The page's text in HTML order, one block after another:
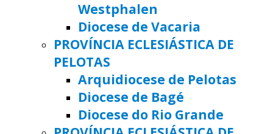
Westphalen
Diocese de Vacaria
PROVÍNCIA ECLESIÁSTICA DE
PELOTAS
Arquidiocese de Pelotas
Diocese de Bagé
Diocese do Rio Grande